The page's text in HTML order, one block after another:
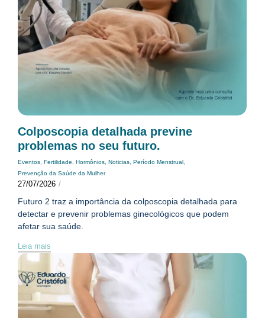
Colposcopia detalhada previne
problemas no seu futuro.
Eventos Fertilidade Hormônios Noticias Período Menstrual
Prevenção da Saúde da Mulher
27/07/2026 /
Futuro 2 traz a importância da colposcopia detalhada para
detectar e prevenir problemas ginecológicos que podem
afetar sua saúde.
Leia mais